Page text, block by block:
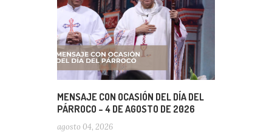
MENSAJE CON OCASIÓN DEL DÍA DEL
PÁRROCO – 4 DE AGOSTO DE 2026
agosto 04, 2026